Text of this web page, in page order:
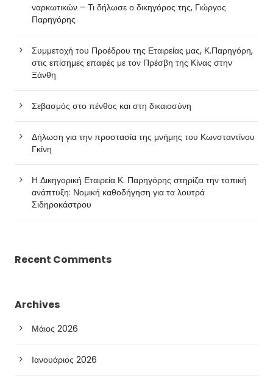
ναρκωτικών – Τι δήλωσε ο δικηγόρος της, Γιώργος
Παρηγόρης
Συμμετοχή του Προέδρου της Εταιρείας μας, Κ.Παρηγόρη,
στις επίσημες επαφές με τον Πρέσβη της Κίνας στην
Ξάνθη
Σεβασμός στο πένθος και στη δικαιοσύνη
Δήλωση για την προστασία της μνήμης του Κωνσταντίνου
Γκίνη
Η Δικηγορική Εταιρεία Κ. Παρηγόρης στηρίζει την τοπική
ανάπτυξη: Νομική καθοδήγηση για τα λουτρά
Σιδηροκάστρου
Recent Comments
Archives
Μάιος 2026
Ιανουάριος 2026